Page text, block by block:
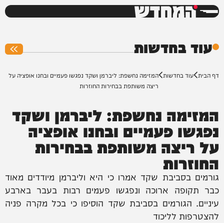
המחדש
עוד בחדשות
דף הבית עוד בחדשות המזימה נחשפת: ליברמן ושקד נפגשו פעמיים ובחנו אופציה על
ריצה משותפת בבחירות החוזרות
המזימה נחשפת: ליברמן ושקד
נפגשו פעמיים ובחנו אופציה
על ריצה משותפת בבחירות
החוזרות
גורמים בסביבת שקד אמרו כי היא וליברמן מיודדים מאוד
כבר תקופה ארוכה ונפגשו פעמים רבות בעבר בארבע
עיניים. הגורמים בסביבת שקד הוסיפו כי בכל מקרה פניה
להצטרפות לליכוד